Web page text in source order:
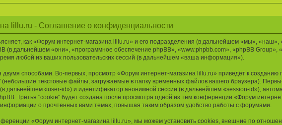
lillu.ru - Соглашение о конфиденциальности
как «Форум интернет-магазина lillu.ru» и его подразделения (в дальнейшем «мы»,
(в дальнейшем «они», «программное обеспечение phpBB», «www.phpbb.com», «phpBB Group»,
любой из ваших пользовательских сессий (в дальнейшем «ваша информация»).
способами. Во-первых, просмотр «Форум интернет-магазина lillu.ru» приведёт к
(небольшие текстовые файлы, загружаемые в папку временных файлов вашего браузера).
дальнейшем «user-id») и идентификатор анонимной сессии (в дальнейшем «session-id»),
Третья "cookie" будет создана после просмотра одной из тем конференции «Форум
информации о прочтенных вами темах, повышая таким образом удобство работы с форумами.
«Форум интернет-магазина lillu.ru», мы можем установить cookies, внешние по